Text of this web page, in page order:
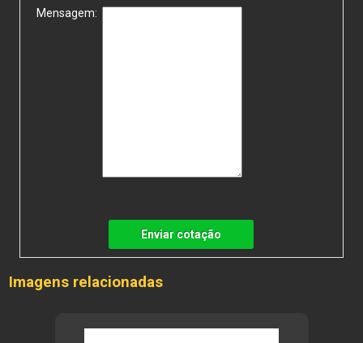
Mensagem:
Enviar cotação
Imagens relacionadas